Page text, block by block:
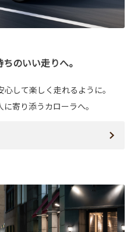
のいい走りへ。
して楽しく走れるように。
寄り添うカローラへ。